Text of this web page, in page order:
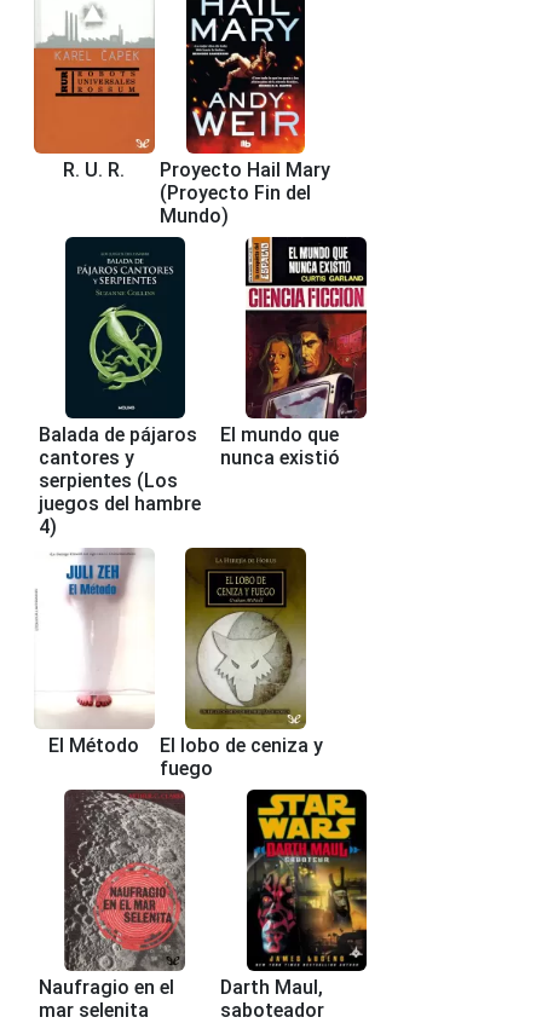
R. U. R.
Proyecto Hail Mary
(Proyecto Fin del
Mundo)
Balada de pájaros
cantores y
serpientes (Los
juegos del hambre
4)
El mundo que
nunca existió
El Método
El lobo de ceniza y
fuego
Naufragio en el
mar selenita
Darth Maul,
saboteador